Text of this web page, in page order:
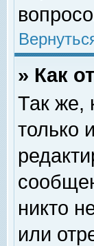
» Как
Так же,
только
никто
или